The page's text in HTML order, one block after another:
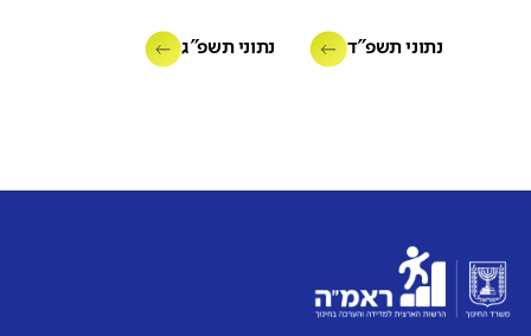
נתוני תשפ"ד נתוני תשפ"ג